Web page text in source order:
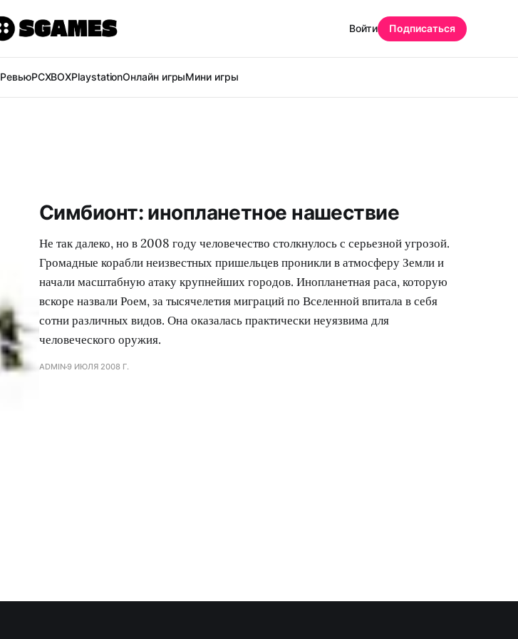
РевьюPCXBOXPlaystationОнлайн игрыМини игры
Войти Подписаться
Симбионт: инопланетное нашествие
Не так далеко, но в 2008 году человечество столкнулось с серьезной угрозой.
Громадные корабли неизвестных пришельцев проникли в атмосферу Земли и
начали масштабную атаку крупнейших городов. Инопланетная раса, которую
вскоре назвали Роем, за тысячелетия миграций по Вселенной впитала в себя
сотни различных видов. Она оказалась практически неуязвима для
человеческого оружия.
ADMIN9 ИЮЛЯ 2008 Г.